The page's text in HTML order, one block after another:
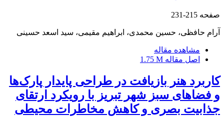
صفحه 215-231
آرام حافظی، حسین محمدی، ابراهیم مقیمی، سید اسعد حسینی
مشاهده مقاله
اصل مقاله 1.75 M
کاربرد هنر بازیافت در طراحی پایدار پارک‌ها
و فضاهای سبز شهر تبریز با رویکرد ارتقای
جذابیت بصری و کاهش مخاطرات محیطی